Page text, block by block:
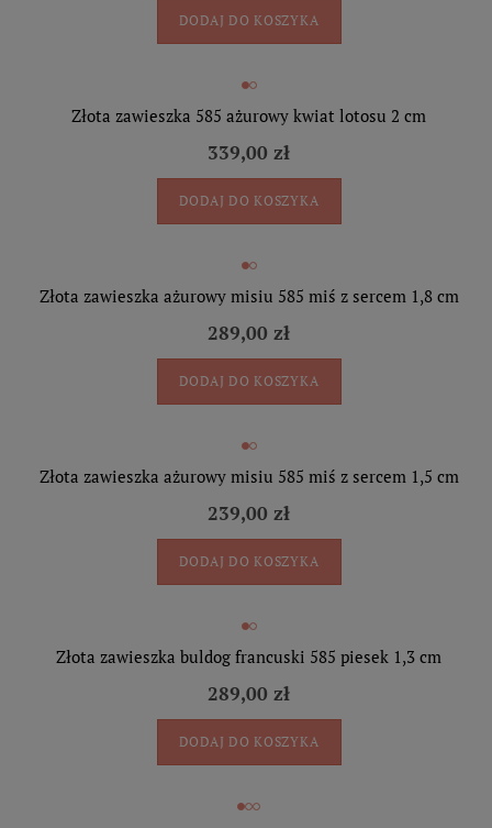
DODAJ DO KOSZYKA
Złota zawieszka 585 ażurowy kwiat lotosu 2 cm
339,00 zł
DODAJ DO KOSZYKA
Złota zawieszka ażurowy misiu 585 miś z sercem 1,8 cm
289,00 zł
DODAJ DO KOSZYKA
Złota zawieszka ażurowy misiu 585 miś z sercem 1,5 cm
239,00 zł
DODAJ DO KOSZYKA
Złota zawieszka buldog francuski 585 piesek 1,3 cm
289,00 zł
DODAJ DO KOSZYKA